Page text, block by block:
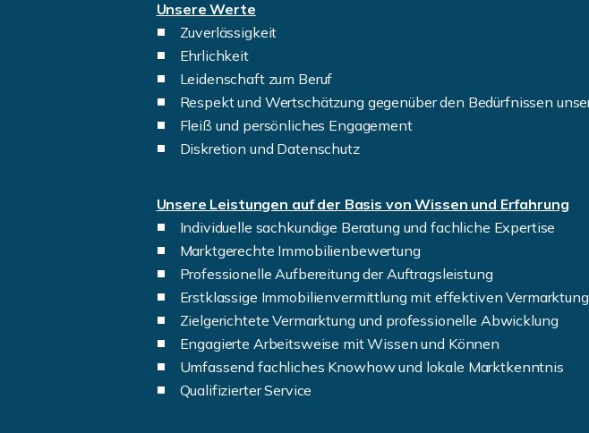
Unsere Werte
Zuverlässigkeit
Ehrlichkeit
Leidenschaft zum Beruf
Respekt und Wertschätzung gegenüber den Bedürfnissen
Fleiß und persönliches Engagement
Diskretion und Datenschutz
Unsere Leistungen auf der Basis von Wissen und Erfahrung
Individuelle sachkundige Beratung und fachliche Expertise
Marktgerechte Immobilienbewertung
Professionelle Aufbereitung der Auftragsleistung
Erstklassige Immobilienvermittlung mit effektiven
Zielgerichtete Vermarktung und professionelle Abwicklung
Engagierte Arbeitsweise mit Wissen und Können
Umfassend fachliches Knowhow und lokale Marktkenntnis
Qualifizierter Service